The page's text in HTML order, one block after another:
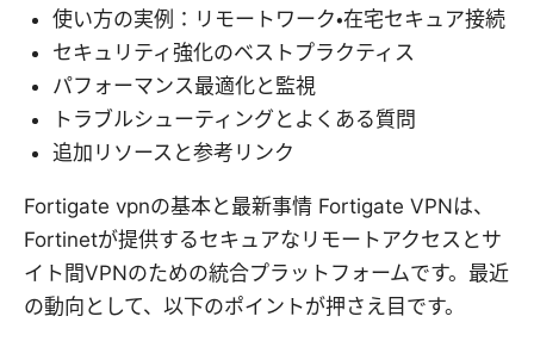
使い方の実例：リモートワーク・在宅セキュア接続
セキュリティ強化のベストプラクティス
パフォーマンス最適化と監視
トラブルシューティングとよくある質問
追加リソースと参考リンク
Fortigate vpnの基本と最新事情 Fortigate VPNは、
Fortinetが提供するセキュアなリモートアクセスとサ
イト間VPNのための統合プラットフォームです。最近
の動向として、以下のポイントが押さえ目です。